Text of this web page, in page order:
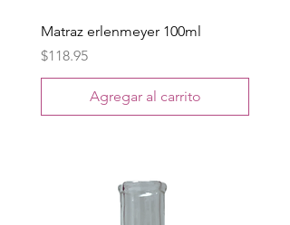
Matraz erlenmeyer 100ml
Precio
$118.95
Agregar al carrito